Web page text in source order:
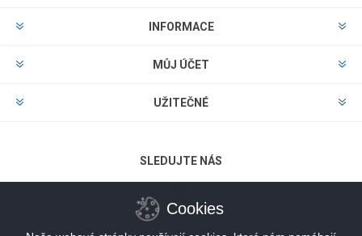
INFORMACE
MŮJ ÚČET
UŽITEČNÉ
SLEDUJTE NÁS
Cookies